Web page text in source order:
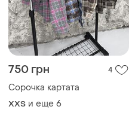
750 грн 4
Сорочка картата
XХS и еще 6